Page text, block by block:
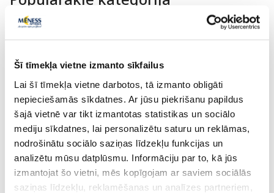
Šī tīmekļa vietne izmanto sīkfailus
Lai šī tīmekļa vietne darbotos, tā izmanto obligāti
nepieciešamās sīkdatnes. Ar jūsu piekrišanu papildus
šajā vietnē var tikt izmantotas statistikas un sociālo
mediju sīkdatnes, lai personalizētu saturu un reklāmas,
nodrošinātu sociālo saziņas līdzekļu funkcijas un
analizētu mūsu datplūsmu. Informāciju par to, kā jūs
izmantojat šo vietni, mēs kopīgojam ar saviem sociālās
saziņas līdzekļu, reklamēšanas un analīzes partneriem,
GILLETTE Venus Comfortglide
Breeze skuvekļu maināmās
kasetnes, 4 gab.
GILLETTE Venus
maināmās